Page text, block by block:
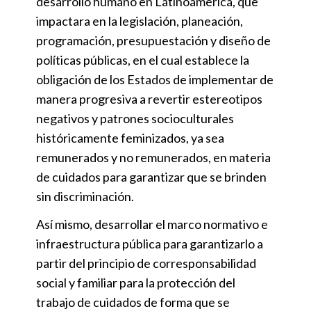
impactara en la legislación, planeación,
programación, presupuestación y diseño de
políticas públicas, en el cual establece la
obligación de los Estados de implementar de
manera progresiva a revertir estereotipos
negativos y patrones socioculturales
históricamente feminizados, ya sea
remunerados y no remunerados, en materia
de cuidados para garantizar que se brinden
sin discriminación.
Así mismo, desarrollar el marco normativo e
infraestructura pública para garantizarlo a
partir del principio de corresponsabilidad
social y familiar para la protección del
trabajo de cuidados de forma que se